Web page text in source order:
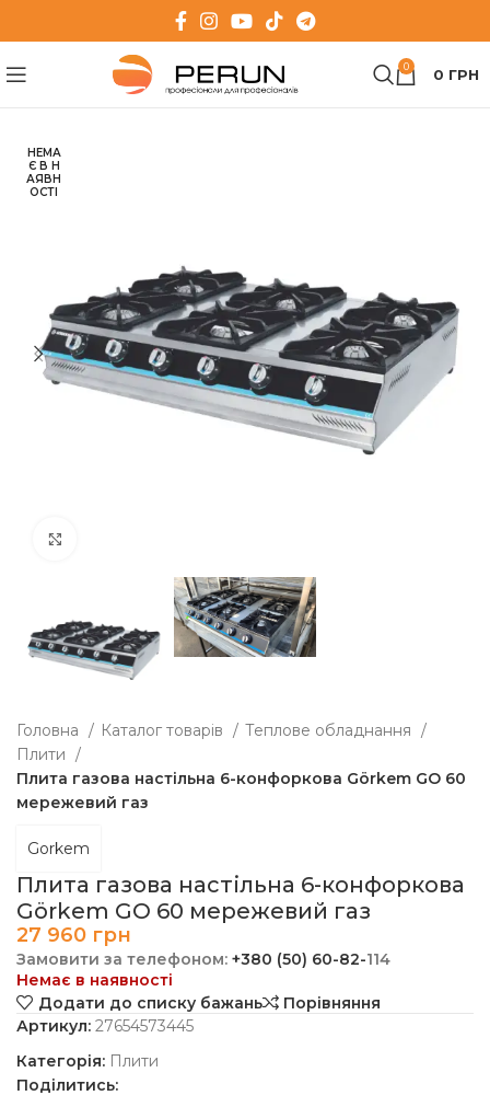
0 0 ГРН
НЕМА
Є В Н
АЯВН
ОСТІ
Головна Каталог товарів
Теплове обладнання
Плити
Плита газова настільна 6-конфоркова Görkem GO 60
мережевий газ
Плита газова настільна 6-конфоркова
Görkem GO 60 мережевий газ
Gorkem
27 960 грн
Замовити за телефоном: +380 (50) 60-82-114
Немає в наявності
Додати до списку бажань
Порівняння
Артикул: 27654573445
Категорія: Плити
Поділитись: